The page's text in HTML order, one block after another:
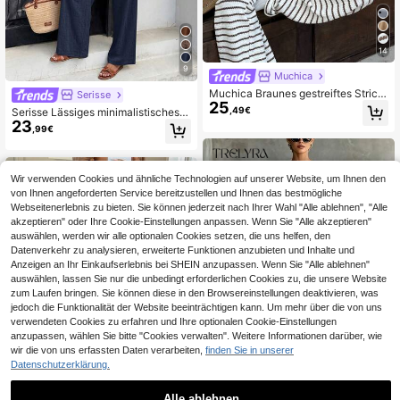
9
Serisse
Serisse Lässiges minimalistisches d
unkelblaues 2 Stücke Damen-Set,
geeignet für den Sommer
23 ,99€
14
Muchica
Muchica Braunes gestreiftes Strick
-Set für Damen mit Boot-Ausschnitt
-Top und Hose
25 ,49€
4
Wir verwenden Cookies und ähnliche Technologien auf unserer Website, um Ihnen den
von Ihnen angeforderten Service bereitzustellen und Ihnen das bestmögliche
Webseitenerlebnis zu bieten. Sie können jederzeit nach Ihrer Wahl "Alle ablehnen", "Alle
akzeptieren" oder Ihre Cookie-Einstellungen anpassen. Wenn Sie "Alle akzeptieren"
auswählen, werden wir alle optionalen Cookies setzen, die uns helfen, den
Datenverkehr zu analysieren, erweiterte Funktionen anzubieten und Inhalte und
Anzeigen an Ihr Einkaufserlebnis bei SHEIN anzupassen. Wenn Sie "Alle ablehnen"
auswählen, lassen Sie nur die unbedingt erforderlichen Cookies zu, die unsere Website
zum Laufen bringen. Sie können diese in den Browsereinstellungen deaktivieren, was
jedoch die Funktionalität der Website beeinträchtigen kann. Um mehr über die von uns
verwendeten Cookies zu erfahren und Ihre optionalen Cookie-Einstellungen
anzupassen, wählen Sie bitte "Cookies verwalten". Weitere Informationen darüber, wie
wir die von uns erfassten Daten verarbeiten, finden Sie in unserer
Datenschutzerklärung.